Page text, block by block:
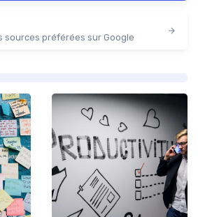
sources préférées sur Google